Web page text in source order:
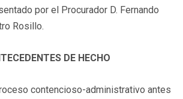
por el Procurador D. Fernando
Rosillo.
DE HECHO
contencioso-administrativo antes